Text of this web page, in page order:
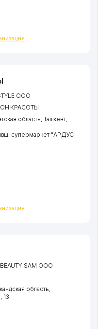
ООО
КРАСОТЫ
область, Ташкент,
супермаркет "АРДУС
SAM ООО
область
, 13